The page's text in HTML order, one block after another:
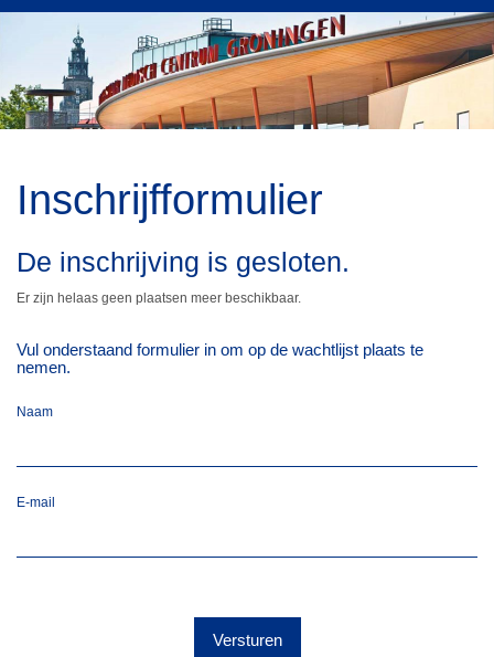
Inschrijfformulier
De inschrijving is gesloten.
Er zijn helaas geen plaatsen meer beschikbaar.
Vul onderstaand formulier in om op de wachtlijst plaats te
nemen.
Naam
E-mail
Versturen